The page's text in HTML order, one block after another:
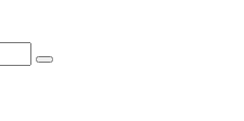
Search